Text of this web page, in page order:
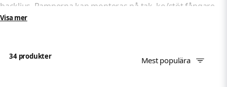
backljus. Ramperna kan monteras på tak, ko/stöt fångare,
extraljusfästen osv. Ramperna monteras med plus och
separat på/av knapp.
Visa mer
34 produkter Mest populära